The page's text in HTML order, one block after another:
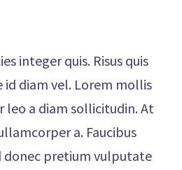
integer quis. Risus quis
id diam vel. Lorem mollis
a diam sollicitudin. At
a. Faucibus
donec pretium vulputate